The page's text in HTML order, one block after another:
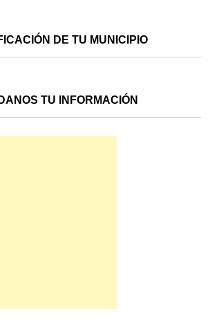
DE TU MUNICIPIO
TU INFORMACIÓN